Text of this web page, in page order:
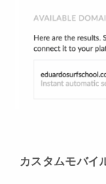
カスタムモバイ